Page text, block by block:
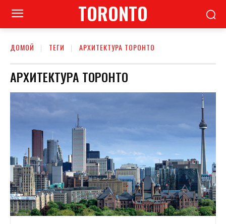
TORONTO
ДОМОЙ ТЕГИ АРХИТЕКТУРА ТОРОНТО
АРХИТЕКТУРА ТОРОНТО